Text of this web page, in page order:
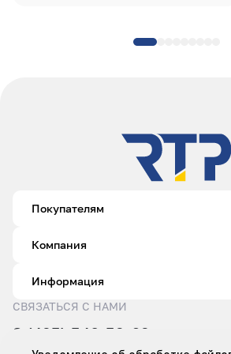
Покупателям
Компания
Информация
СВЯЗАТЬСЯ С НАМИ
8 (495) 540-52-62